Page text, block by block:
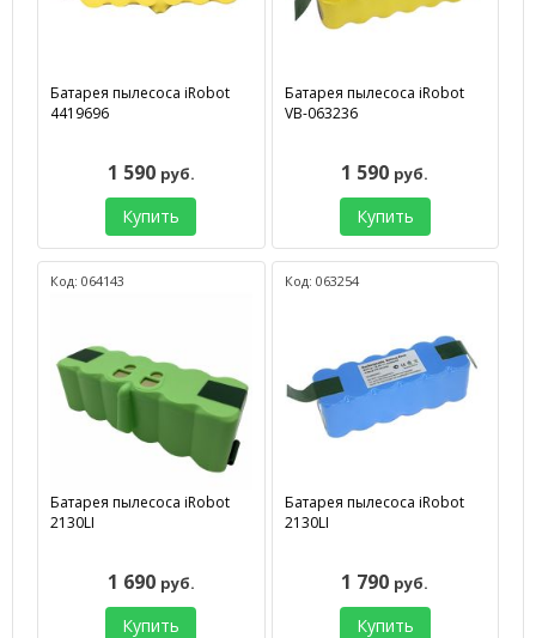
Батарея пылесоса iRobot
4419696
1 590 руб.
Купить
Батарея пылесоса iRobot
VB-063236
1 590 руб.
Купить
Код: 064143
Батарея пылесоса iRobot
2130LI
1 690 руб.
Купить
Код: 063254
Батарея пылесоса iRobot
2130LI
1 790 руб.
Купить